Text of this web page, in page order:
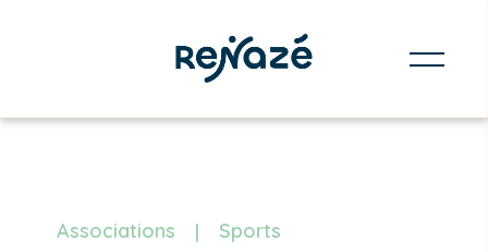
Associations Sports